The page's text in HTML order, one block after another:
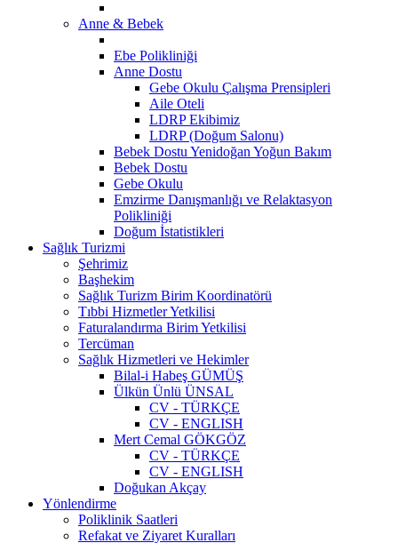
Anne & Bebek
Ebe Polikliniği
Anne Dostu
Gebe Okulu Çalışma Prensipleri
Aile Oteli
LDRP Ekibimiz
LDRP (Doğum Salonu)
Bebek Dostu Yenidoğan Yoğun Bakım
Bebek Dostu
​Gebe Okulu
Emzirme Danışmanlığı ve Relaktasyon
Polikliniği
Doğum İstatistikleri
Sağlık Turizmi
Şehrimiz
Başhekim
Sağlık Turizm Birim Koordinatörü
Tıbbi Hizmetler Yetkilisi
Faturalandırma Birim Yetkilisi
Tercüman
Sağlık Hizmetleri ve Hekimler
Bilal-i Habeş GÜMÜŞ
Ülkün Ünlü ÜNSAL
CV - TÜRKÇE
CV - ENGLISH
Mert Cemal GÖKGÖZ
CV - TÜRKÇE
CV - ENGLISH
Doğukan Akçay
Yönlendirme
Poliklinik Saatleri
Refakat ve Ziyaret Kuralları